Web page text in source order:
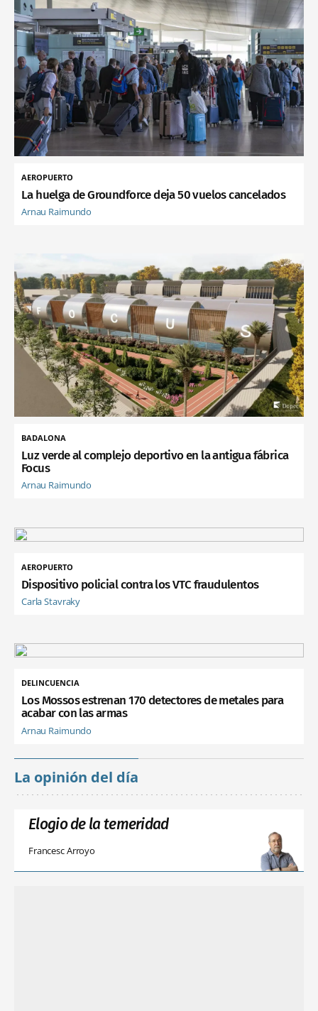
AEROPUERTO
La huelga de Groundforce deja 50 vuelos cancelados
Arnau Raimundo
BADALONA
Luz verde al complejo deportivo en la antigua fábrica
Focus
Arnau Raimundo
AEROPUERTO
Dispositivo policial contra los VTC fraudulentos
Carla Stavraky
DELINCUENCIA
Los Mossos estrenan 170 detectores de metales para
acabar con las armas
Arnau Raimundo
La opinión del día
Elogio de la temeridad
Francesc Arroyo